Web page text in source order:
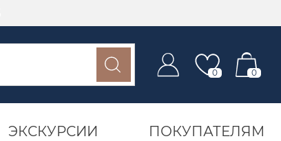
0 0
ЭКСКУРСИИ ПОКУПАТЕЛЯМ